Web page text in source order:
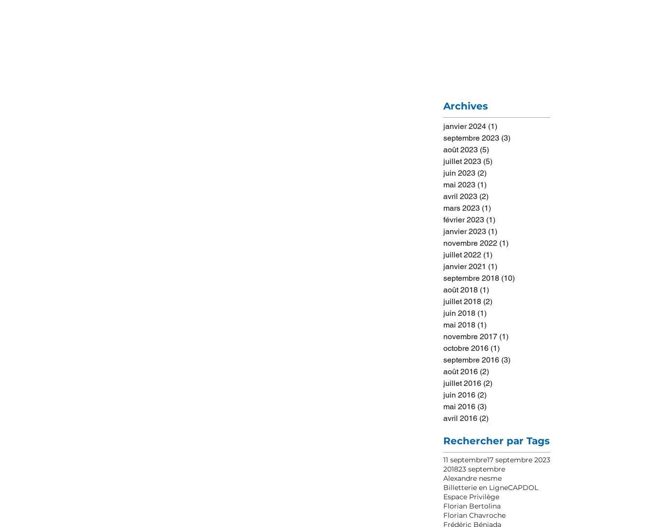
Archives
janvier 2024 (1)
septembre 2023 (3)
août 2023 (5)
juillet 2023 (5)
juin 2023 (2)
mai 2023 (1)
avril 2023 (2)
mars 2023 (1)
février 2023 (1)
janvier 2023 (1)
novembre 2022 (1)
juillet 2022 (1)
janvier 2021 (1)
septembre 2018 (10)
août 2018 (1)
juillet 2018 (2)
juin 2018 (1)
mai 2018 (1)
novembre 2017 (1)
octobre 2016 (1)
septembre 2016 (3)
août 2016 (2)
juillet 2016 (2)
juin 2016 (2)
mai 2016 (3)
avril 2016 (2)
Rechercher par Tags
11 septembre17 septembre 2023
201823 septembre
Alexandre nesme
Billetterie en LigneCAPDOL
Espace Privilège
Florian Bertolina
Florian Chavroche
Frédéric Béniada